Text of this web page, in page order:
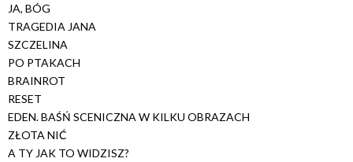
JA, BÓG
TRAGEDIA JANA
SZCZELINA
PO PTAKACH
BRAINROT
RESET
EDEN. BAŚŃ SCENICZNA W KILKU OBRAZACH
ZŁOTA NIĆ
A TY JAK TO WIDZISZ?